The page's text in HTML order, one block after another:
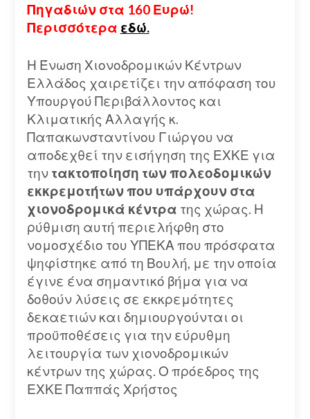
Πηγαδιών στα 160 Ευρώ!
Περισσότερα εδώ.
Η Ένωση Χιονοδρομικών Κέντρων
Ελλάδος χαιρετίζει την απόφαση του
Υπουργού Περιβάλλοντος και
Κλιματικής Αλλαγής κ.
Παπακωνσταντίνου Γιώργου να
αποδεχθεί την εισήγηση της ΕΧΚΕ για
την τακτοποίηση των πολεοδομικών
εκκρεμοτήτων που υπάρχουν στα
χιονοδρομικά κέντρα της χώρας. Η
ρύθμιση αυτή περιελήφθη στο
νομοσχέδιο του ΥΠΕΚΑ που πρόσφατα
ψηφίστηκε από τη Βουλή, με την οποία
έγινε ένα σημαντικό βήμα για να
δοθούν λύσεις σε εκκρεμότητες
δεκαετιών και δημιουργούνται οι
προϋποθέσεις για την εύρυθμη
λειτουργία των χιονοδρομικών
κέντρων της χώρας. Ο πρόεδρος της
ΕΧΚΕ Παππάς Χρήστος